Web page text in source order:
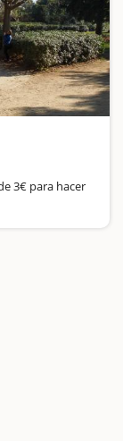
3€ para hacer